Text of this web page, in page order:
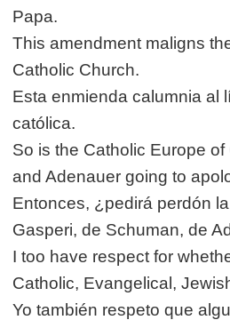
Papa.
This amendment maligns
Catholic Church.
Esta enmienda calumnia al
católica.
So is the Catholic Europe
and Adenauer going to
Entonces, ¿pedirá perdón
Gasperi, de Schuman, de
I too have respect for
Catholic, Evangelical,
Yo también respeto que